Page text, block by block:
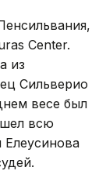
Center.
из
Сильверио
весе был
всю